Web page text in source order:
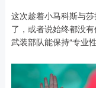
这次趁着小马科斯与
了，或者说始终都没
武装部队能保持“专业